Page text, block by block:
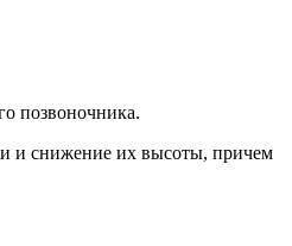
позвоночника.
и снижение их высоты, причем